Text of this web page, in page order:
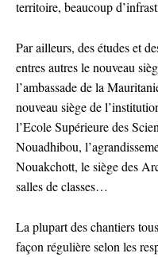
territoire, beaucoup
Par ailleurs, des études et
entres autres le nouveau
l’ambassade de la
nouveau siège de
l’Ecole Supérieure des
Nouadhibou,
Nouakchott, le siège des
salles de classes…
La plupart des chantiers
façon régulière selon les